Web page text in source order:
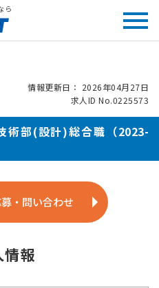
ら
情報更新日： 2026年04月27日
求人ID No.0225573
術部(設計)総合職（2023-
・問い合わせ
情報